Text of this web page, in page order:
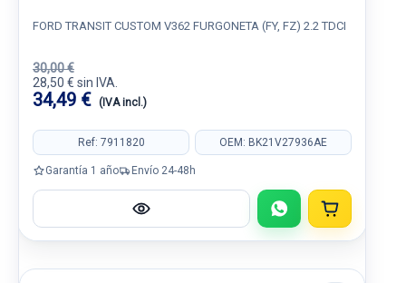
FORD TRANSIT CUSTOM V362 FURGONETA (FY, FZ) 2.2 TDCI
30,00 €
28,50 € sin IVA.
34,49 € (IVA incl.)
Ref: 7911820 OEM: BK21V27936AE
Garantía 1 año Envío 24-48h